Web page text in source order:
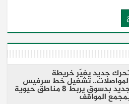
جديد يغيّر خريطة
تشغيل خط سرفيس
جديد بدسوق يربط 8 مناطق حيوية
المواقف